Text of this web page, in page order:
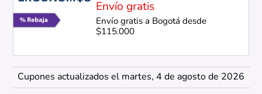
Envío gratis
Envío gratis a Bogotá desde
$115.000
Cupones actualizados el martes, 4 de agosto de 2026